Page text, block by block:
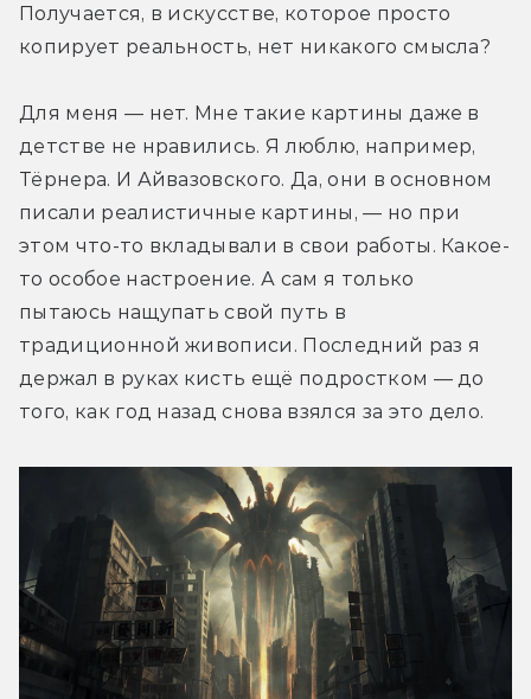
Получается, в искусстве, которое просто
копирует реальность, нет никакого смысла?
Для меня — нет. Мне такие картины даже в
детстве не нравились. Я люблю, например,
Тёрнера. И Айвазовского. Да, они в основном
писали реалистичные картины, — но при
этом что-то вкладывали в свои работы. Какое-
то особое настроение. А сам я только
пытаюсь нащупать свой путь в
традиционной живописи. Последний раз я
держал в руках кисть ещё подростком — до
того, как год назад снова взялся за это дело.